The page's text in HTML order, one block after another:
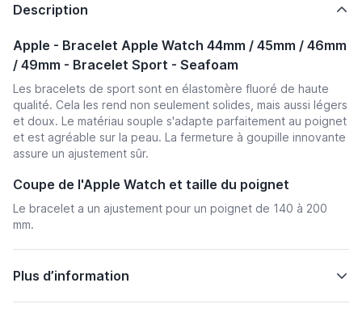
Description
Apple - Bracelet Apple Watch 44mm / 45mm / 46mm
/ 49mm - Bracelet Sport - Seafoam
Les bracelets de sport sont en élastomère fluoré de haute
qualité. Cela les rend non seulement solides, mais aussi légers
et doux. Le matériau souple s'adapte parfaitement au poignet
et est agréable sur la peau. La fermeture à goupille innovante
assure un ajustement sûr.
Coupe de l'Apple Watch et taille du poignet
Le bracelet a un ajustement pour un poignet de 140 à 200
mm.
Plus d’information